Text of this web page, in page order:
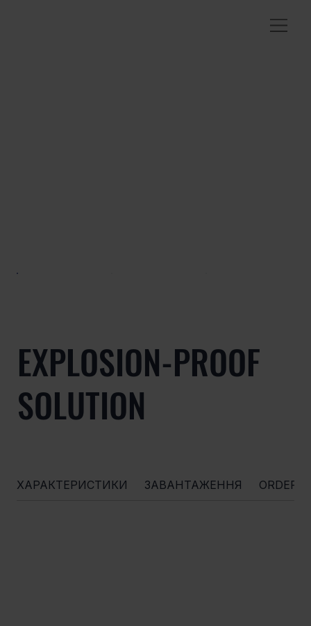
EXPLOSION-PROOF
SOLUTION
ХАРАКТЕРИСТИКИ ЗАВАНТАЖЕННЯ